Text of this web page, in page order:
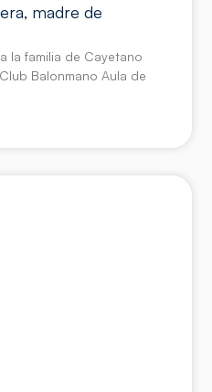
madre de
la familia de Cayetano
Balonmano Aula de